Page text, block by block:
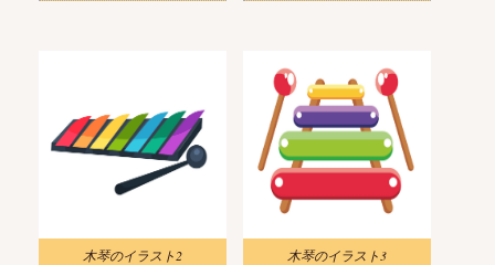
木琴のイラスト2 木琴のイラスト3